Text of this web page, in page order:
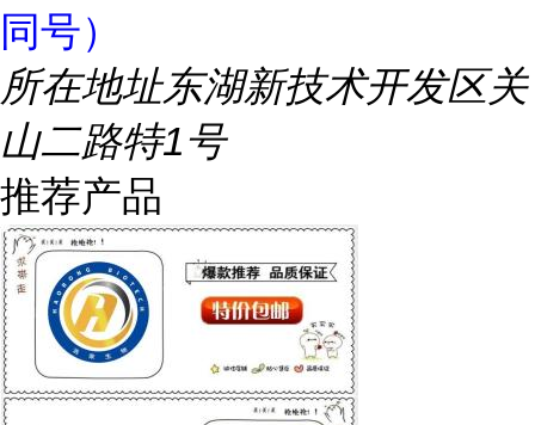
同号）
所在地址东湖新技术开发区关
山二路特1号
推荐产品